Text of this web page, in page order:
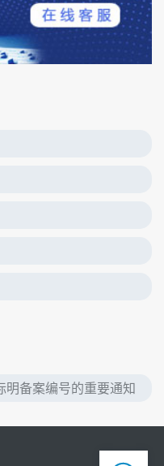
明备案编号的重要通知